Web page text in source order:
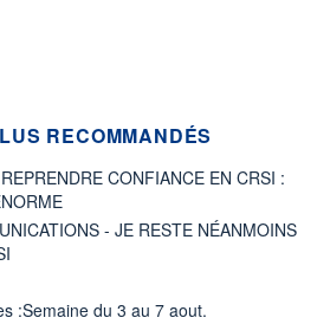
RECOMMANDÉS
CONFIANCE EN CRSI :
- JE RESTE NÉANMOINS
:Semaine du 3 au 7 aout.